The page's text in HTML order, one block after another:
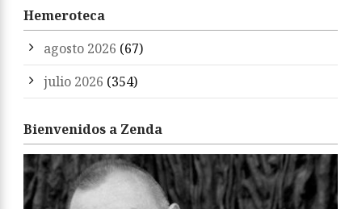
Hemeroteca
agosto 2026 (67)
julio 2026 (354)
Bienvenidos a Zenda